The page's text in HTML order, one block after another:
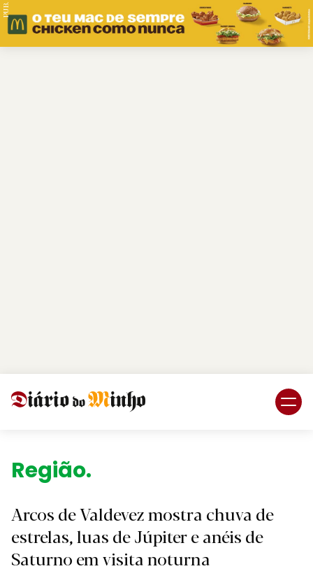
PUB.
Região.
Arcos de Valdevez mostra chuva de
estrelas, luas de Júpiter e anéis de
Saturno em visita noturna